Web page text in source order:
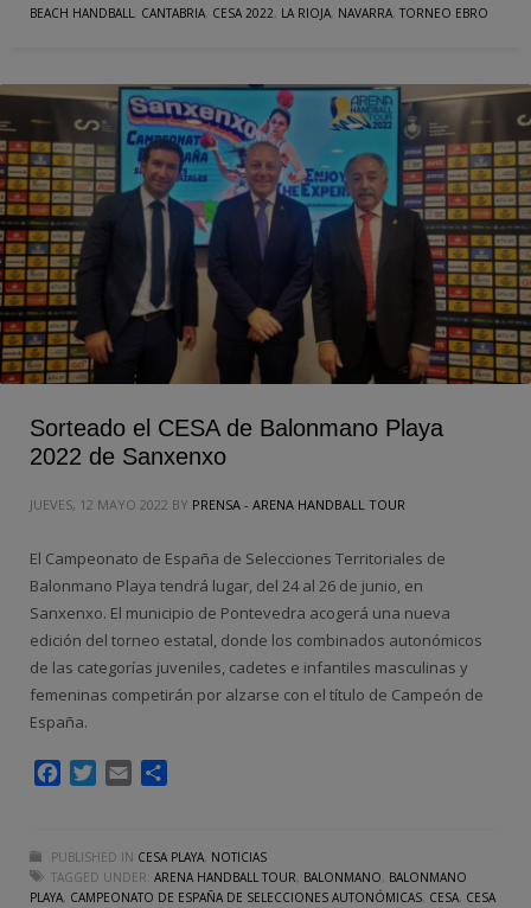
BEACH HANDBALL, CANTABRIA, CESA 2022, LA RIOJA, NAVARRA, TORNEO EBRO
Sorteado el CESA de Balonmano Playa
2022 de Sanxenxo
JUEVES, 12 MAYO 2022 BY PRENSA - ARENA HANDBALL TOUR
El Campeonato de España de Selecciones Territoriales de
Balonmano Playa tendrá lugar, del 24 al 26 de junio, en
Sanxenxo. El municipio de Pontevedra acogerá una nueva
edición del torneo estatal, donde los combinados autonómicos
de las categorías juveniles, cadetes e infantiles masculinas y
femeninas competirán por alzarse con el título de Campeón de
España.
FacebookTwitter
Email
PUBLISHED IN CESA PLAYA, NOTICIAS
TAGGED UNDER: ARENA HANDBALL TOUR, BALONMANO, BALONMANO
PLAYA, CAMPEONATO DE ESPAÑA DE SELECCIONES AUTONÓMICAS, CESA, CESA